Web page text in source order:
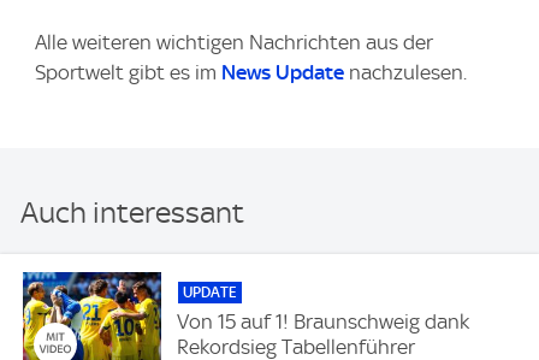
Alle weiteren wichtigen Nachrichten aus der
Sportwelt gibt es im News Update nachzulesen.
Auch interessant
UPDATE
Von 15 auf 1! Braunschweig dank
Rekordsieg Tabellenführer